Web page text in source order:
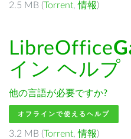
2.5 MB (Torrent,情報)
LibreOffice
イン ヘルプ
他の言語が必要ですか?
オフラインで使えるヘルプ
3.2 MB (Torrent,情報)